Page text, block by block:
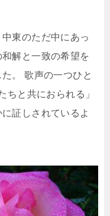
東のただ中にあっ
解と一致の希望を
。 歌声の一つひと
と共におられる」
証しされているよ